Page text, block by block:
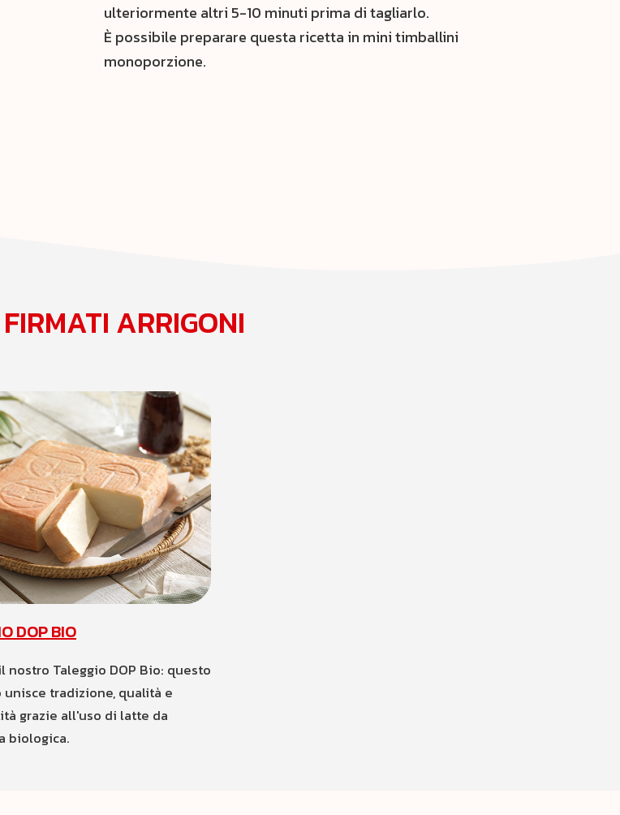
ulteriormente altri 5-10 minuti prima di tagliarlo.
È possibile preparare questa ricetta in mini timballini
monoporzione.
ARRIGONI
DOP BIO
nostro Taleggio DOP Bio: questo
unisce tradizione, qualità e
grazie all'uso di latte da
biologica.